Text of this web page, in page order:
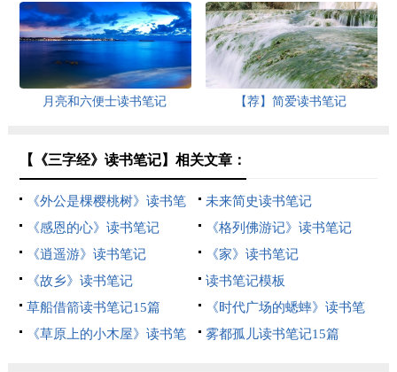
月亮和六便士读书笔记 【荐】简爱读书笔记
【《三字经》读书笔记】相关文章：
《外公是棵樱桃树》读书笔
记
未来简史读书笔记
《感恩的心》读书笔记
《格列佛游记》读书笔记
《逍遥游》读书笔记
《家》读书笔记
《故乡》读书笔记
读书笔记模板
草船借箭读书笔记15篇
《时代广场的蟋蟀》读书笔
记
《草原上的小木屋》读书笔
雾都孤儿读书笔记15篇